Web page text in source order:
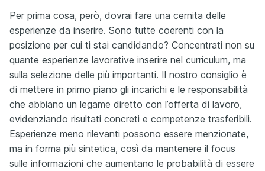
Per prima cosa, però, dovrai fare una cernita delle
esperienze da inserire. Sono tutte coerenti con la
posizione per cui ti stai candidando? Concentrati non su
quante esperienze lavorative inserire nel curriculum, ma
sulla selezione delle più importanti. Il nostro consiglio è
di mettere in primo piano gli incarichi e le responsabilità
che abbiano un legame diretto con l’offerta di lavoro,
evidenziando risultati concreti e competenze trasferibili.
Esperienze meno rilevanti possono essere menzionate,
ma in forma più sintetica, così da mantenere il focus
sulle informazioni che aumentano le probabilità di essere